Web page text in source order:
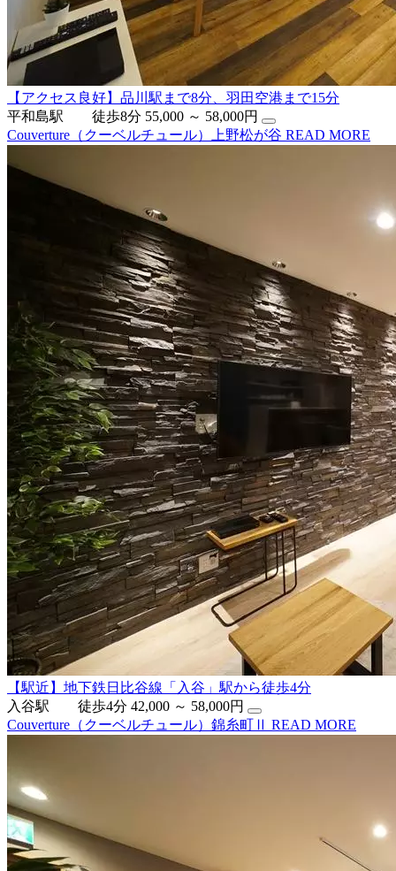
【アクセス良好】品川駅まで8分、羽田空港まで15分
平和島駅 徒歩8分 55,000 ～ 58,000円
Couverture（クーベルチュール）上野松が谷 READ MORE
【駅近】地下鉄日比谷線「入谷」駅から徒歩4分
入谷駅 徒歩4分 42,000 ～ 58,000円
Couverture（クーベルチュール）錦糸町Ⅱ READ MORE